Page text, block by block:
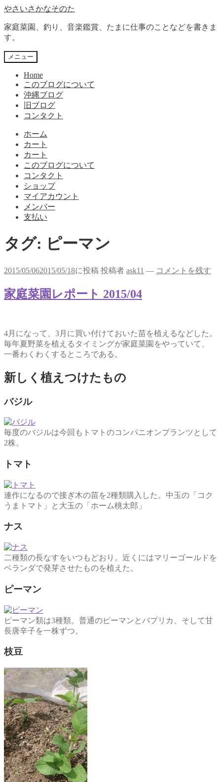
ナ
ゲ
ー
シ
ョ
コ
テ
ン
ツ
へ
やさいさかなそのた
家庭菜園、釣り、音楽鑑賞、たまに仕事のことなどを書きま
す。
メニュー
Home
このブログについて
沖縄ブログ
旧ブログ
コンタクト
ホーム
カート
カート
このブログについて
コンタクト
ショップ
マイアカウント
メンバー
支払い
タグ: ピーマン
2015/05/062015/05/18に投稿 投稿者 ask11 — コメントを残す
家庭菜園レポート 2015/04
4月になって、3月に買い付けておいた苗を植えるなどした。
毎年夏野菜を植えるタイミングが家庭菜園をやっていて、
一番わくわくするところである。
新しく植えつけたもの
バジル
毎度のバジルは今回もトマトのコンパニオンプランツとして
2株。
トマト
連作になるので接ぎ木の苗を2種類購入した。中玉の「コク
うまトマト」と大玉の「ホーム桃太郎」
ナス
二種類の長なすをいつもどおり。近くにはマリーゴールドを
ベランダで発芽させたものを植えた。
ピーマン
ピーマン類は3種類。普通のピーマンとパプリカ、そして甘
長唐辛子を一株ずつ。
枝豆